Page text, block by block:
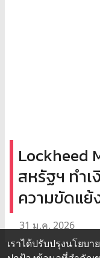
Lockheed
สหรัฐฯ ทำเ
ความขัดแย้
31 ม.ค. 2026
เราได้ปรับปรุงนโยบ